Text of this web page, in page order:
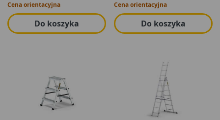
Cena orientacyjna
Do koszyka
Cena orientacyjna
Do koszyka